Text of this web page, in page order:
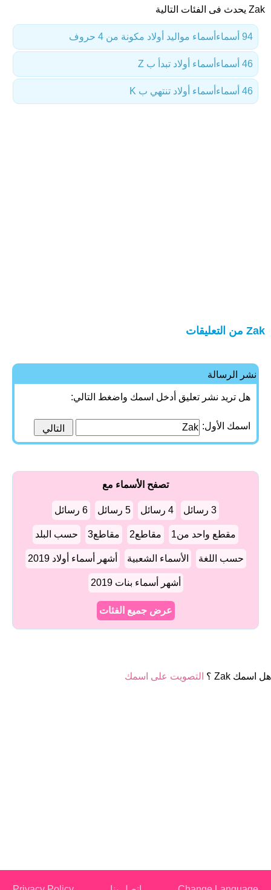
Zak يحدث فى الفئات التالية
أسماء مواليد أولاد مكونة من 4 حروف 94 أسماء
أسماء أولاد تبدأ ب Z 46 أسماء
أسماء أولاد تنتهي ب K 46 أسماء
Zak من التعليقات
نشر الرسالة
هل تريد نشر تعليق أدخل اسمك واضغط التالي:
اسمك الأول:
تصفح الأسماء مع
3 رسائل 4 رسائل 5 رسائل 6 رسائل
مقطع واحد من1 مقاطع2 مقاطع3 حسب البلد
حسب اللغة الأسماء الشعبية أشهر أسماء أولاد 2019
أشهر أسماء بنات 2019
عرض جميع الفئات
هل اسمك Zak ؟ التصويت على اسمك